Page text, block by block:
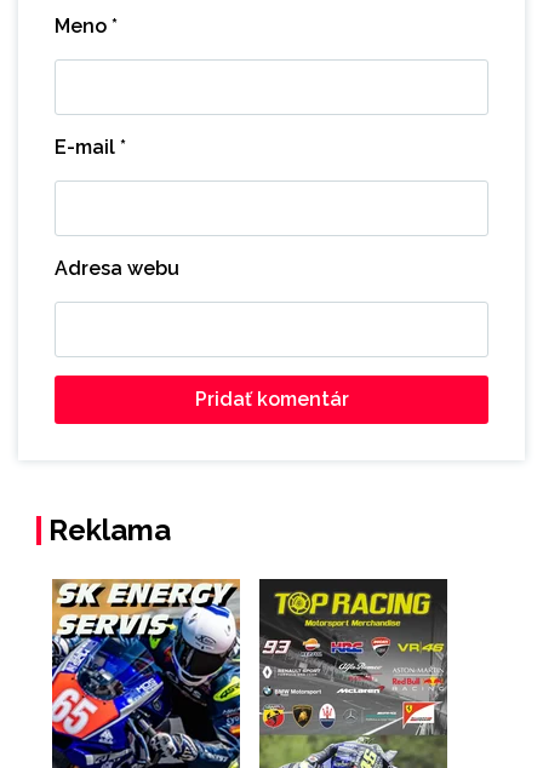
Meno *
E-mail *
Adresa webu
Reklama